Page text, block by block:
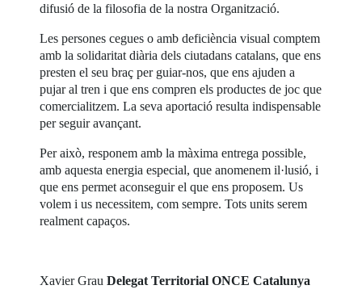
difusió de la filosofia de la nostra Organització.
Les persones cegues o amb deficiència visual comptem
amb la solidaritat diària dels ciutadans catalans, que ens
presten el seu braç per guiar-nos, que ens ajuden a
pujar al tren i que ens compren els productes de joc que
comercialitzem. La seva aportació resulta indispensable
per seguir avançant.
Per això, responem amb la màxima entrega possible,
amb aquesta energia especial, que anomenem il·lusió, i
que ens permet aconseguir el que ens proposem. Us
volem i us necessitem, com sempre. Tots units serem
realment capaços.
Xavier GrauDelegat Territorial ONCE Catalunya